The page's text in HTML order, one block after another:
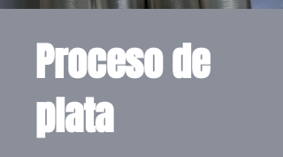
Proceso de
plata